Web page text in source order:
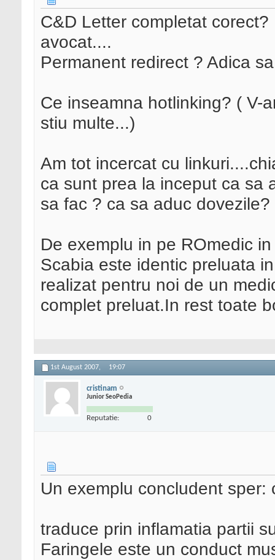
C&D Letter completat
avocat....
Permanent redirect ? Adica
Ce inseamna hotlinking? ( V-
stiu multe...)
Am tot incercat cu
ca sunt prea la inceput ca sa
sa fac ? ca sa aduc dovezile?
De exemplu in pe ROmedic
Scabia este identic preluata
realizat pentru noi de un
complet preluat.In rest toate
1st August 2007, 19:07
cristinam
Junior SeoPedia
Reputatie: 0
Un exemplu concludent
traduce prin inflamatia partii
Faringele este un conduct